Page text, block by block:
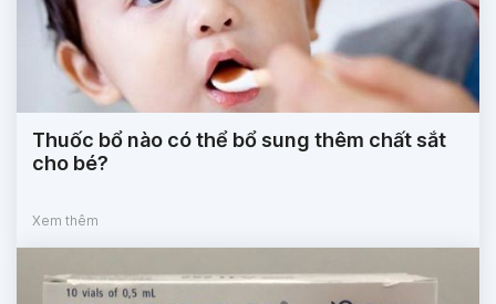
Thuốc bổ nào có thể bổ sung thêm chất sắt
cho bé?
Xem thêm